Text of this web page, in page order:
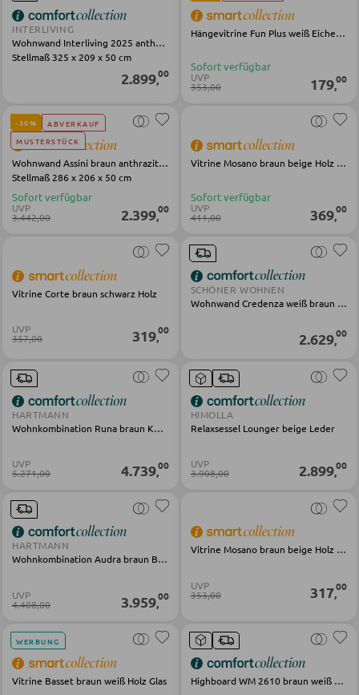
STÜHLE
Esszimmerstühle
Sitzbänke
Eckbänke
Tisch- und Eckbankgruppen
BADEZIMMER
Badezimmerschränke
Badeinrichtungen
Badezimmerspiegel
Badaccessoires
Garderobenleisten
Kleiderhaken
Garderoben Kommoden
Garderobenständer
INTERLIVING
Wohnwand Interliving 2025 anthrazit Eiche
Stellmaß 325 x 209 x 50 cm
2.899,00
Hängevitrine Fun Plus weiß Eiche Altholz
Sofort verfügbar
UVP
353,00 179,00
-30%
ABVERKAUF
MUSTERSTÜCK
Wohnwand Assini braun anthrazit Wildeiche
Stellmaß 286 x 206 x 50 cm
Sofort verfügbar
UVP
3.442,00 2.399,00
Vitrine Mosano braun beige Holz Glas
Sofort verfügbar
UVP
411,00 369,00
Vitrine Corte braun schwarz Holz
UVP
357,00 319,00
SCHÖNER WOHNEN
Wohnwand Credenza weiß braun Holz
2.629,00
HARTMANN
Wohnkombination Runa braun Kerneiche
UVP
5.271,00 4.739,00
HIMOLLA
Relaxsessel Lounger beige Leder
UVP
3.908,00 2.899,00
HARTMANN
Wohnkombination Audra braun Buche
UVP
4.408,00 3.959,00
Vitrine Mosano braun beige Holz Glas
UVP
353,00 317,00
WERBUNG
Vitrine Basset braun weiß Holz Glas Highboard WM 2610 braun weiß Holz Glas